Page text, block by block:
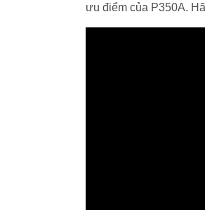
ưu điểm của P350A.